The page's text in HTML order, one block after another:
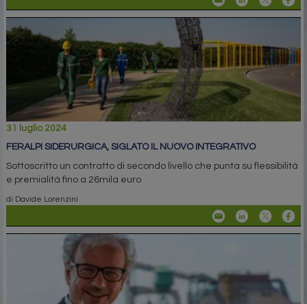
31 luglio 2024
FERALPI SIDERURGICA, SIGLATO IL NUOVO INTEGRATIVO
Sottoscritto un contratto di secondo livello che punta su flessibilità
e premialità fino a 26mila euro
di Davide Lorenzini